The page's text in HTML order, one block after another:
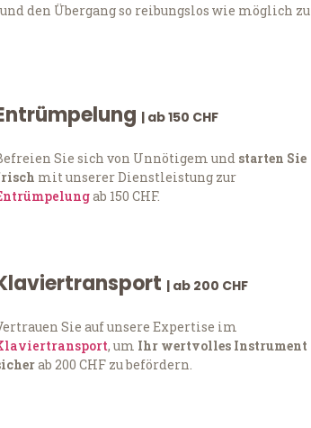
den Übergang so reibungslos wie möglich zu
| ab 150 CHF
Sie sich von Unnötigem und starten Sie
mit unserer Dienstleistung zur
ab 150 CHF.
| ab 200 CHF
Sie auf unsere Expertise im
, um Ihr wertvolles Instrument
ab 200 CHF zu befördern.